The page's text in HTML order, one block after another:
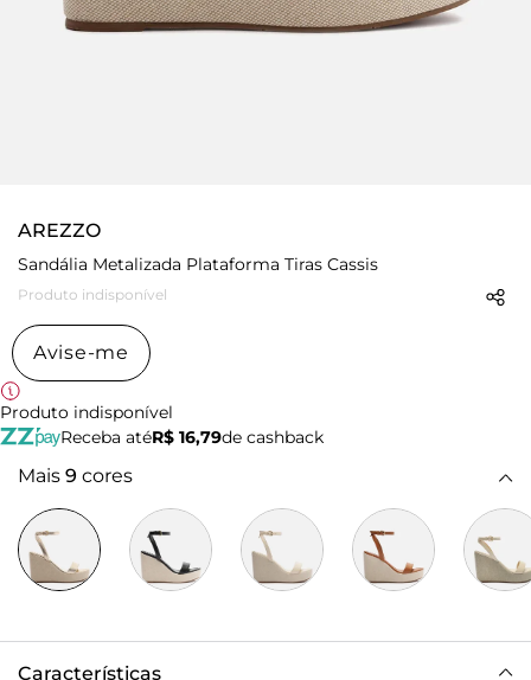
AREZZO
Sandália Metalizada Plataforma Tiras Cassis
Produto indisponível
Avise-me
Produto indisponível
Receba atéR$ 16,79de cashback
Mais 9 cores
Características